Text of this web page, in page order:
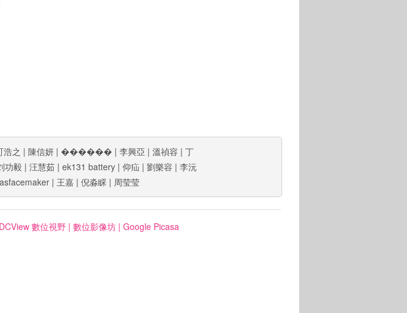
浩之 | 陳信妍 | ������ | 李興亞 | 溫禎容 | 丁
功毅 | 汪慧茹 | ek131 battery | 仰疝 | 劉樂容 | 李沅
| 王嘉 | 倪淼睬 | 周莹莹
DCView 數位視野| 數位影像坊| Google Picasa